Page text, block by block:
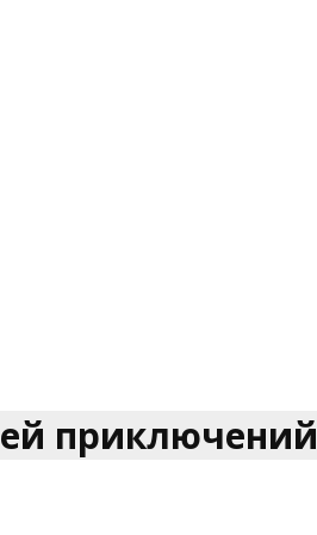
приключений